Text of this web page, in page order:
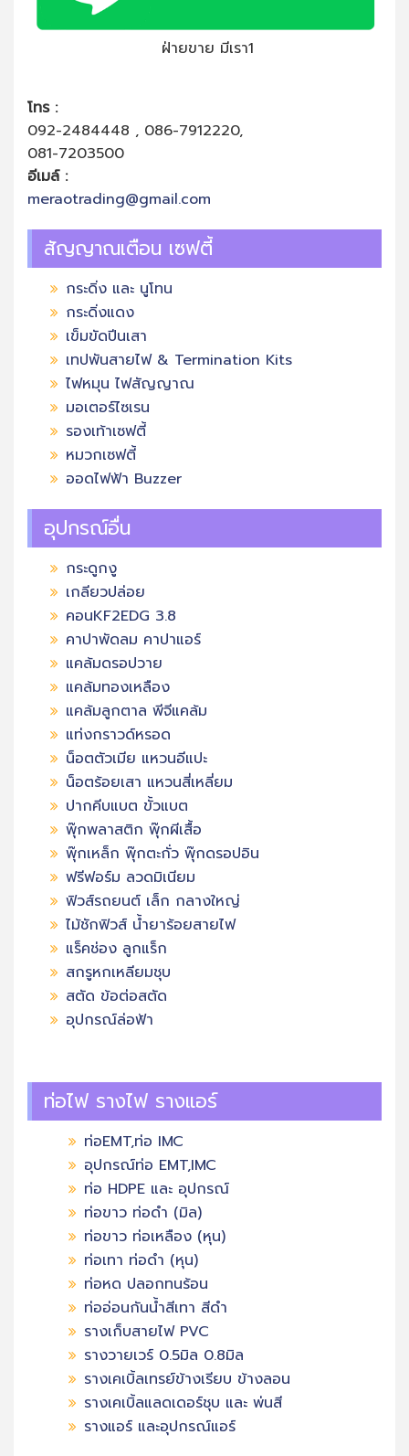
ฝ่ายขาย มีเรา1
โทร :
092-2484448 , 086-7912220,
081-7203500
อีเมล์ :
meraotrading@gmail.com
สัญญาณเตือน เซฟตี้
กระดิ่ง และ นูโทน
กระดิ่งแดง
เข็มขัดปีนเสา
เทปพันสายไฟ & Termination Kits
ไฟหมุน ไฟสัญญาณ
มอเตอร์ไซเรน
รองเท้าเซฟตี้
หมวกเซฟตี้
ออดไฟฟ้า Buzzer
อุปกรณ์อื่น
กระดูกงู
เกลียวปล่อย
คอนKF2EDG 3.8
คาปาพัดลม คาปาแอร์
แคล้มดรอปวาย
แคล้มทองเหลือง
แคล้มลูกตาล พีจีแคล้ม
แท่งกราวด์หรอด
น็อตตัวเมีย แหวนอีแปะ
น็อตร้อยเสา แหวนสี่เหลี่ยม
ปากคีบแบต ขั้วแบต
พุ๊กพลาสติก พุ๊กผีเสื้อ
พุ๊กเหล็ก พุ๊กตะกั่ว พุ๊กดรอปอิน
ฟรีฟอร์ม ลวดมิเนียม
ฟิวส์รถยนต์ เล็ก กลางใหญ่
ไม้ชักฟิวส์ น้ำยาร้อยสายไฟ
แร็คช่อง ลูกแร็ก
สกรูหกเหลียมชุบ
สตัด ข้อต่อสตัด
อุปกรณ์ล่อฟ้า
ท่อไฟ รางไฟ รางแอร์
ท่อEMT,ท่อ IMC
อุปกรณ์ท่อ EMT,IMC
ท่อ HDPE และ อุปกรณ์
ท่อขาว ท่อดำ (มิล)
ท่อขาว ท่อเหลือง (หุน)
ท่อเทา ท่อดำ (หุน)
ท่อหด ปลอกทนร้อน
ท่ออ่อนกันน้ำสีเทา สีดำ
รางเก็บสายไฟ PVC
รางวายเวร์ 0.5มิล 0.8มิล
รางเคเบิ้ลเทรย์ข้างเรียบ ข้างลอน
รางเคเบิ้ลแลดเดอร์ชุบ และ พ่นสี
รางแอร์ และอุปกรณ์แอร์